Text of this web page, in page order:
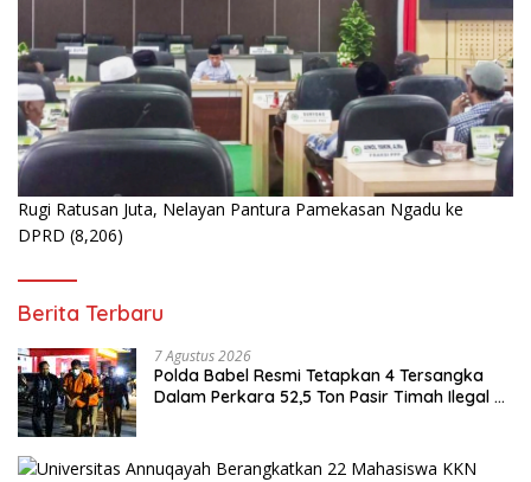
Rugi Ratusan Juta, Nelayan Pantura Pamekasan Ngadu ke
DPRD (8,206)
Berita Terbaru
7 Agustus 2026
Polda Babel Resmi Tetapkan 4 Tersangka
Dalam Perkara 52,5 Ton Pasir Timah Ilegal di